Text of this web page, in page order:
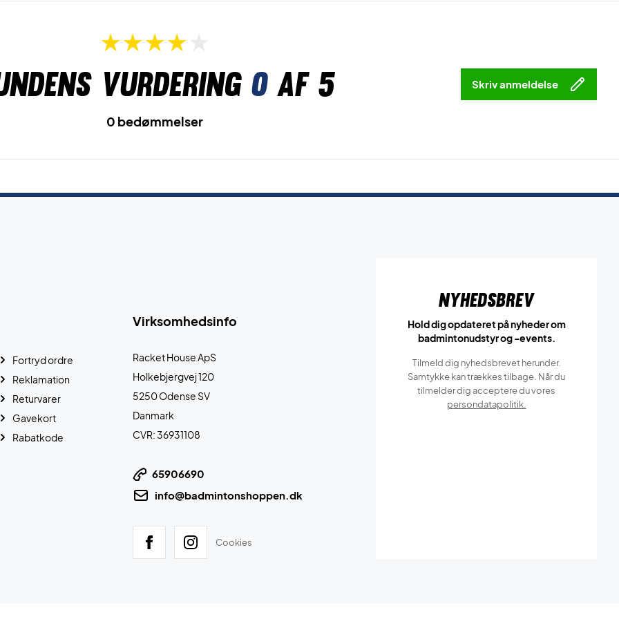
vurdering 0af 5 Skriv anmeldelse
0 bedømmelser
Virksomhedsinfo
Racket House ApS
Holkebjergvej 120
5250 Odense SV
Danmark
CVR: 36931108
65906690
info@badmintonshoppen.dk
Cookies
Fortryd ordre
Reklamation
Returvarer
Gavekort
Rabatkode
Nyhedsbrev
Hold dig opdateret på nyheder om
badmintonudstyr og -events.
Tilmeld dig nyhedsbrevet herunder.
Samtykke kan trækkes tilbage. Når du
tilmelder dig acceptere du vores
persondatapolitik.